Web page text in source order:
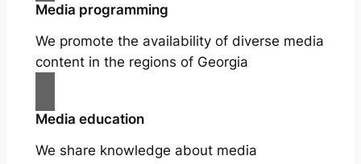
Media programming
We promote the availability of diverse media
content in the regions of Georgia
Media education
We share knowledge about media